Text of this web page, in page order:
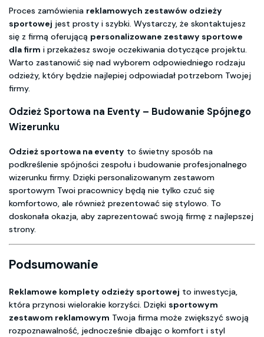
Proces zamówienia reklamowych zestawów odzieży
sportowej jest prosty i szybki. Wystarczy, że skontaktujesz
się z firmą oferującą personalizowane zestawy sportowe
dla firm i przekażesz swoje oczekiwania dotyczące projektu.
Warto zastanowić się nad wyborem odpowiedniego rodzaju
odzieży, który będzie najlepiej odpowiadał potrzebom Twojej
firmy.
Odzież Sportowa na Eventy – Budowanie Spójnego
Wizerunku
Odzież sportowa na eventy to świetny sposób na
podkreślenie spójności zespołu i budowanie profesjonalnego
wizerunku firmy. Dzięki personalizowanym zestawom
sportowym Twoi pracownicy będą nie tylko czuć się
komfortowo, ale również prezentować się stylowo. To
doskonała okazja, aby zaprezentować swoją firmę z najlepszej
strony.
Podsumowanie
Reklamowe komplety odzieży sportowej to inwestycja,
która przynosi wielorakie korzyści. Dzięki sportowym
zestawom reklamowym Twoja firma może zwiększyć swoją
rozpoznawalność, jednocześnie dbając o komfort i styl